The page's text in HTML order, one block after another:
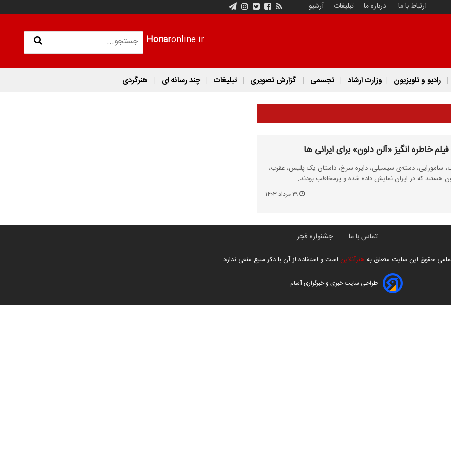
ارتباط با ما درباره ما تبلیغات آرشیو
Honaronline.ir
رادیو و تلویزیون وزارت ارشاد تجسمی گزارش تصویری تبلیغات چند رسانه ای هنرگردی
سامورایی، دسته‌ی سیسیلی، دایره سرخ، داستان یک پلیس، عقرب،
۲۹ مرداد ۱۴۰۳
تماس با ما جشنواره فجر
حقوق این سایت متعلق به هنرآنلاین است و استفاده از آن با ذکر منبع منعی ندارد
طراحی سایت خبری و خبرگزاری آسام